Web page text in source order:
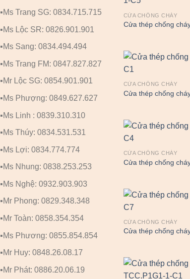
▪️Ms Trang SG: 0834.715.715
▪️Ms Lộc SR: 0826.901.901
▪️Ms Sang: 0834.494.494
▪️Ms Trang FM: 0847.827.827
▪️Mr Lộc SG: 0854.901.901
▪️Ms Phượng: 0849.627.627
▪️Ms Linh : 0839.310.310
▪️Ms Thúy: 0834.531.531
▪️Ms Lợi: 0834.774.774
▪️Ms Nhung: 0838.253.253
▪️Ms Nghệ: 0932.903.903
▪️Mr Phong: 0829.348.348
▪️Mr Toàn: 0858.354.354
▪️Ms Phương: 0855.854.854
▪️Mr Huy: 0848.26.08.17
▪️Mr Phát: 0886.20.06.19
CỬA CHỐNG CHÁY
Cửa thép chống
CỬA CHỐNG CHÁY
Cửa thép chống
CỬA CHỐNG CHÁY
Cửa thép chống
CỬA CHỐNG CHÁY
Cửa thép chống